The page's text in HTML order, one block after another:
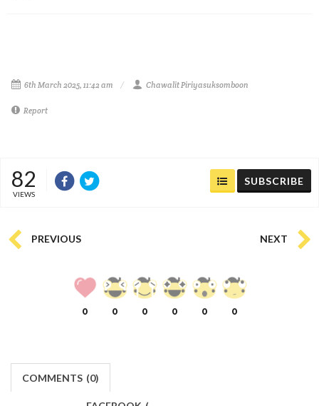
6th March 2025, 11:42 am Chawalit Piriyasuksomboon
Report
82
VIEWS
SUBSCRIBE
PREVIOUS NEXT
0 0 0 0 0 0
COMMENTS (0)